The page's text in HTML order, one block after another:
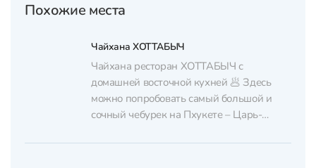
Похожие места
Чайхана ХОТТАБЫЧ
Чайхана ресторан ХОТТАБЫЧ с
домашней восточной кухней 🥟 Здесь
можно попробовать самый большой и
сочный чебурек на Пхукете – Царь-
традиционные восточные блюда от шеф-